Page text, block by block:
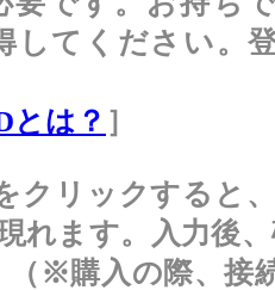
してください。
とは？ ］
クリックすると
れます。入力後
（※購入の際、接